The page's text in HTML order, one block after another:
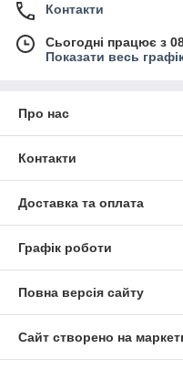
Контакти
Сьогодні працює з
Показати весь
Про нас
Контакти
Доставка та оплата
Графік роботи
Повна версія сайту
Сайт створено на